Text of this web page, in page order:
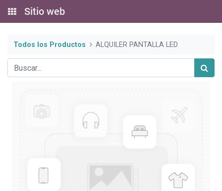
Sitio web
Todos los Productos ALQUILER PANTALLA LED